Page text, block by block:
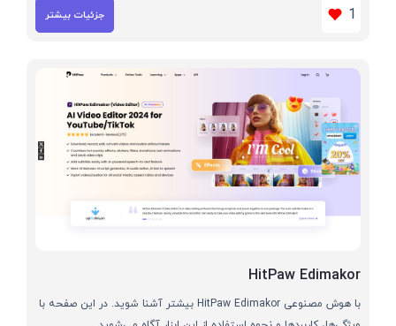
1 جزئیات بیشتر
HitPaw Edimakor
با هوش مصنوعی HitPaw Edimakor بیشتر آشنا شوید. در این صفحه با